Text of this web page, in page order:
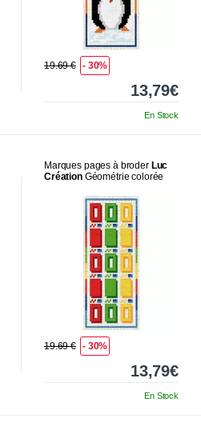
19.69 € - 30%
13,79€
En Stock
Marques pages à broder Luc
CréationGéométrie colorée
19.69 € - 30%
13,79€
En Stock